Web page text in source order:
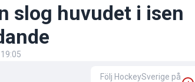
slog huvudet i isen
Följ HockeySverige på